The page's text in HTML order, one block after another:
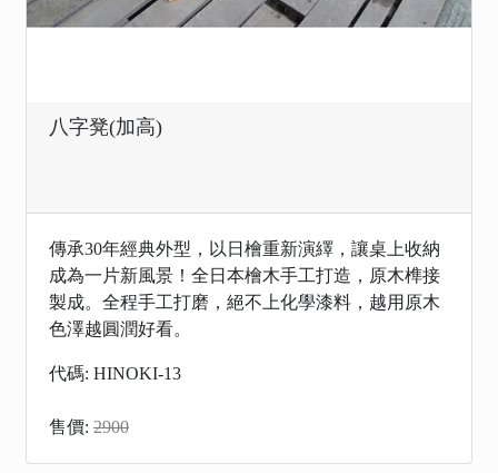
八字凳(加高)
傳承30年經典外型，以日檜重新演繹，讓桌上收納
成為一片新風景！全日本檜木手工打造，原木榫接
製成。全程手工打磨，絕不上化學漆料，越用原木
色澤越圓潤好看。
代碼: HINOKI-13
售價: 2900